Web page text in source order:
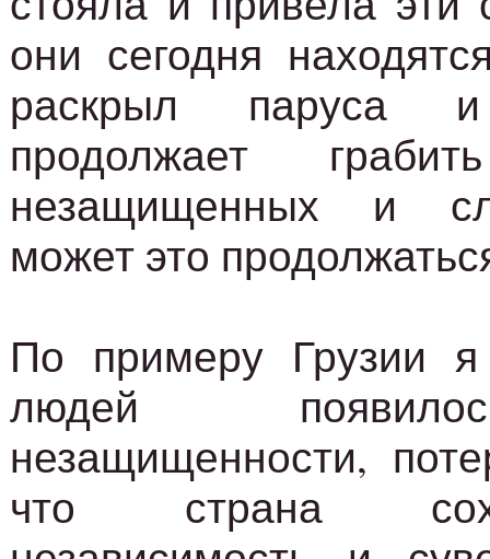
они сегодня
раскрыл паруса и
продолжает
незащищенных и
может это
По примеру Грузии
людей
незащищенности,
что страна